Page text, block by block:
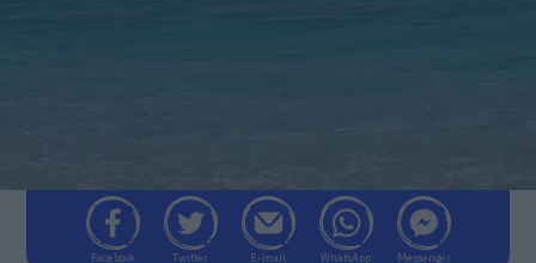
Facebook Twitter E-mail WhatsApp Messenger